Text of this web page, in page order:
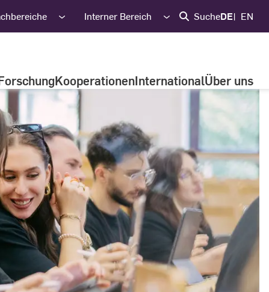
Interner Bereich SucheDE EN
KooperationenInternationalÜber uns